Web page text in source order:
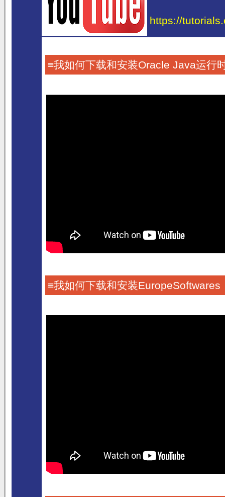
https://
≡我如何下载和安装Oracle Java运行
≡我如何下载和安装EuropeSoftwares